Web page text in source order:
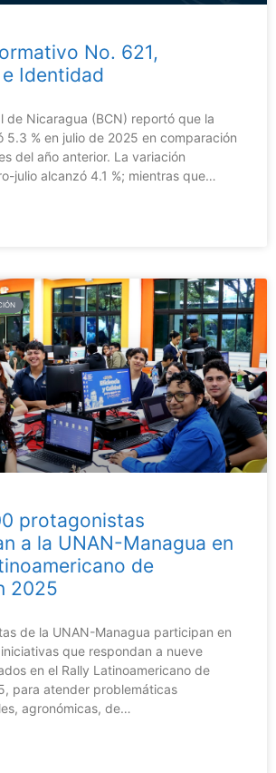
No. 621,
Identidad
de Nicaragua (BCN) reportó que la
5.3 % en julio de 2025 en comparación
del año anterior. La variación
julio alcanzó 4.1 %; mientras que…
protagonistas
a la UNAN-Managua en
de
2025
de la UNAN-Managua participan en
que respondan a nueve
en el Rally Latinoamericano de
para atender problemáticas
agronómicas, de…